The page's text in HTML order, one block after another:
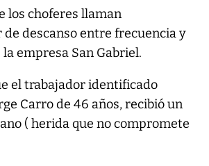
los choferes llaman
de descanso entre frecuencia y
empresa San Gabriel.
el trabajador identificado
Carro de 46 años, recibió un
( herida que no compromete